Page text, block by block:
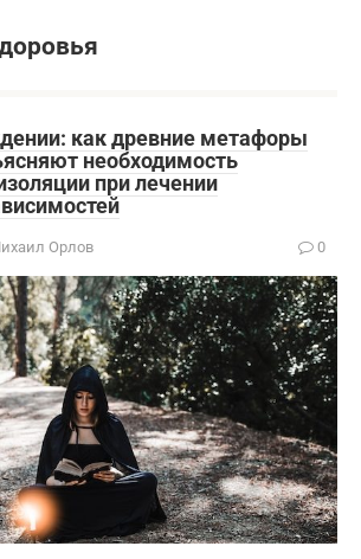
как древние метафоры
необходимость
при лечении
Орлов 0